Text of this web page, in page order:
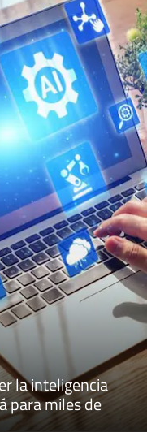
la inteligencia
para miles de